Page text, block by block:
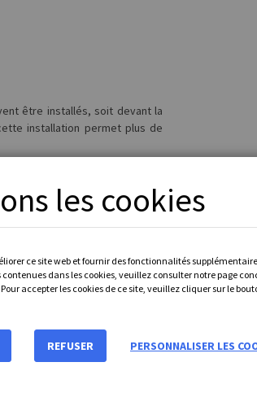
être installés, soit devant la
installation permet plus de
le filtre retour, ce qui réduit la
que deux filtres séparés.
favoriser la ligne l’aspiration
les cookies
ce site web et fournir des fonctionnalités
dans les cookies, veuillez consulter notre page
accepter les cookies de ce site, veuillez cliquer sur le
REFUSER PERSONNALISER LES